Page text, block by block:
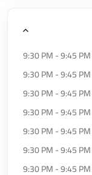
9:30 PM - 9:45 PM
9:30 PM - 9:45 PM
9:30 PM - 9:45 PM
9:30 PM - 9:45 PM
9:30 PM - 9:45 PM
9:30 PM - 9:45 PM
9:30 PM - 9:45 PM